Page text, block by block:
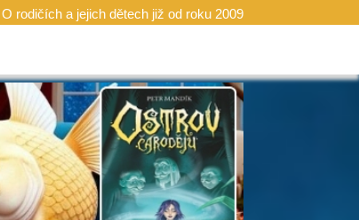
O rodičích a jejich dětech již od roku 2009